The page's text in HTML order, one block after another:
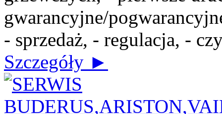
gwarancyjne/
- sprzedaż, - regulacja, -
Szczegóły ►